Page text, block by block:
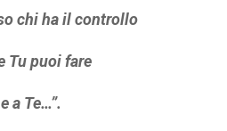
chi ha il controllo
Tu puoi fare
a Te…”.